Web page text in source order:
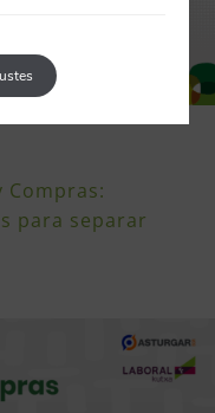
Compras:
para separar